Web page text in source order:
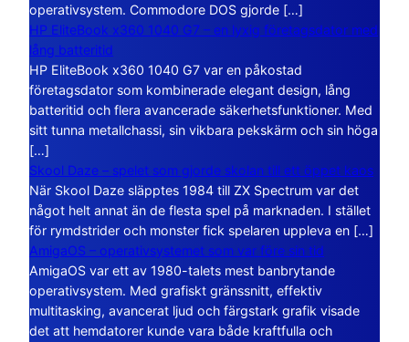
operativsystem. Commodore DOS gjorde […]
HP EliteBook x360 1040 G7 – en lyxig företagsdator med
lång batteritid
HP EliteBook x360 1040 G7 var en påkostad
företagsdator som kombinerade elegant design, lång
batteritid och flera avancerade säkerhetsfunktioner. Med
sitt tunna metallchassi, sin vikbara pekskärm och sin höga
[…]
Skool Daze – spelet som gjorde skolan till ett öppet kaos
När Skool Daze släpptes 1984 till ZX Spectrum var det
något helt annat än de flesta spel på marknaden. I stället
för rymdstrider och monster fick spelaren uppleva en […]
AmigaOS – operativsystemet som var före sin tid
AmigaOS var ett av 1980-talets mest banbrytande
operativsystem. Med grafiskt gränssnitt, effektiv
multitasking, avancerat ljud och färgstark grafik visade
det att hemdatorer kunde vara både kraftfulla och